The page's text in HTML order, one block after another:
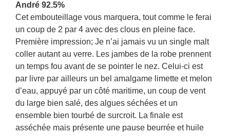
André 92.5%
Cet embouteillage vous marquera, tout comme le ferai
un coup de 2 par 4 avec des clous en pleine face.
Première impression; Je n’ai jamais vu un single malt
coller autant au verre. Les jambes de la robe prennent
un temps fou avant de se pointer le nez. Celui-ci est
par livre par ailleurs un bel amalgame limette et melon
d’eau, appuyé par un côté maritime, un coup de vent
du large bien salé, des algues séchées et un
ensemble bien tourbé de surcroit. La finale est
asséchée mais présente une pause beurrée et huile